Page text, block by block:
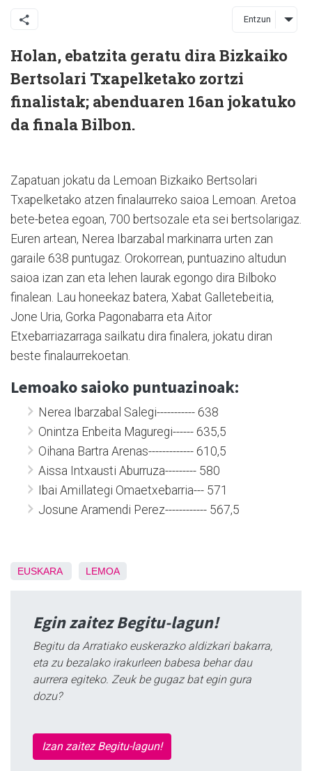
Entzun
Holan, ebatzita geratu dira Bizkaiko
Bertsolari Txapelketako zortzi
finalistak; abenduaren 16an jokatuko
da finala Bilbon.
Zapatuan jokatu da Lemoan Bizkaiko Bertsolari
Txapelketako atzen finalaurreko saioa Lemoan. Aretoa
bete-betea egoan, 700 bertsozale eta sei bertsolarigaz.
Euren artean, Nerea Ibarzabal markinarra urten zan
garaile 638 puntugaz. Orokorrean, puntuazino altudun
saioa izan zan eta lehen laurak egongo dira Bilboko
finalean. Lau honeekaz batera, Xabat Galletebeitia,
Jone Uria, Gorka Pagonabarra eta Aitor
Etxebarriazarraga sailkatu dira finalera, jokatu diran
beste finalaurrekoetan.
Lemoako saioko puntuazinoak:
Nerea Ibarzabal Salegi----------- 638
Onintza Enbeita Maguregi------ 635,5
Oihana Bartra Arenas------------- 610,5
Aissa Intxausti Aburruza--------- 580
Ibai Amillategi Omaetxebarria--- 571
Josune Aramendi Perez------------ 567,5
EUSKARA LEMOA
Egin zaitez Begitu-lagun!
Begitu da Arratiako euskerazko aldizkari bakarra,
eta zu bezalako irakurleen babesa behar dau
aurrera egiteko. Zeuk be gugaz bat egin gura
dozu?
Izan zaitez Begitu-lagun!